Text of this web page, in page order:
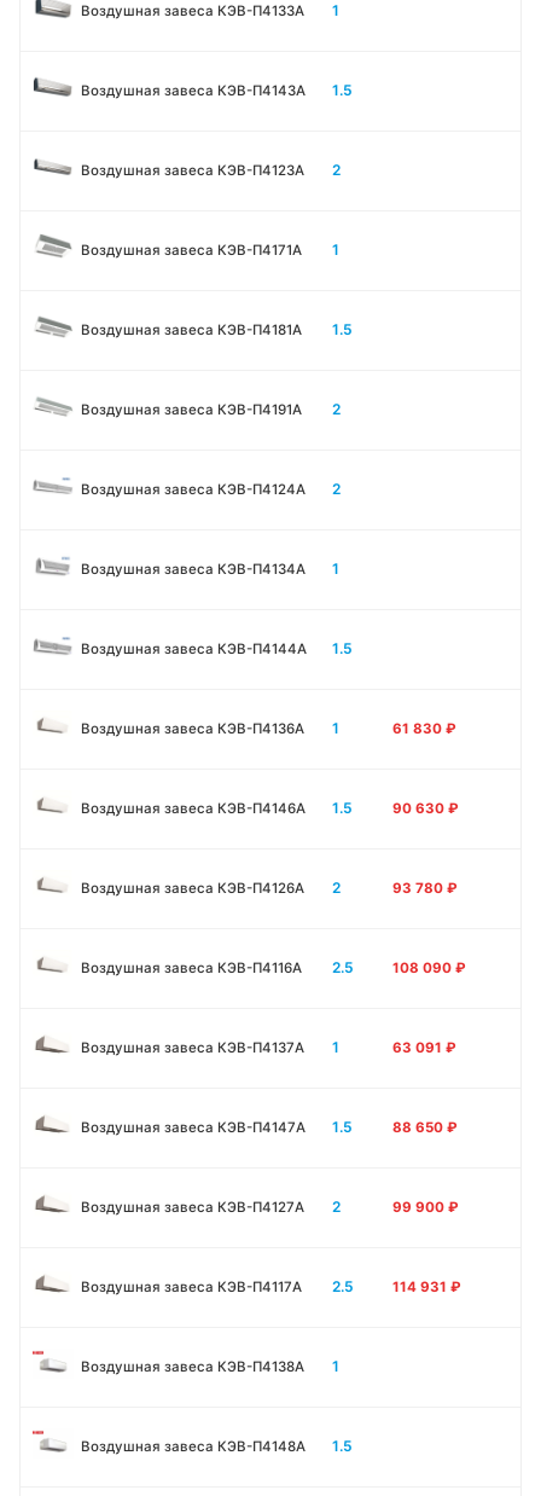
Воздушная завеса КЭВ-П4133A 1
Воздушная завеса КЭВ-П4143A 1.5
Воздушная завеса КЭВ-П4123A 2
Воздушная завеса КЭВ-П4171A 1
Воздушная завеса КЭВ-П4181A 1.5
Воздушная завеса КЭВ-П4191A 2
Воздушная завеса КЭВ-П4124A 2
Воздушная завеса КЭВ-П4134A 1
Воздушная завеса КЭВ-П4144A 1.5
Воздушная завеса КЭВ-П4136A 1 61 830 ₽
Воздушная завеса КЭВ-П4146A 1.5 90 630 ₽
Воздушная завеса КЭВ-П4126A 2 93 780 ₽
Воздушная завеса КЭВ-П4116A 2.5 108 090 ₽
Воздушная завеса КЭВ-П4137A 1 63 091 ₽
Воздушная завеса КЭВ-П4147A 1.5 88 650 ₽
Воздушная завеса КЭВ-П4127A 2 99 900 ₽
Воздушная завеса КЭВ-П4117A 2.5 114 931 ₽
Воздушная завеса КЭВ-П4138А 1
Воздушная завеса КЭВ-П4148А 1.5